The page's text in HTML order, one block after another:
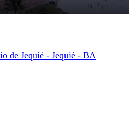
de Jequié - Jequié - BA